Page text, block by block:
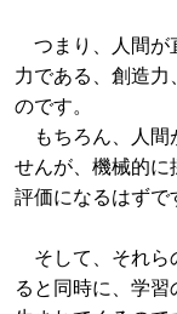
つまり、人間が
力である、創造
のです。
もちろん、人間
せんが、機械的
評価になるはずで
そして、それら
ると同時に、学